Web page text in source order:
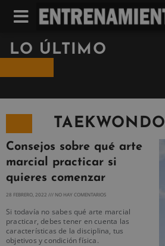
LO ÚLTIMO
TAEKWONDO
Consejos sobre qué arte
marcial practicar si
quieres comenzar
28 FEBRERO, 2022 NO HAY COMENTARIOS
Si todavía no sabes qué arte marcial
practicar, debes tener en cuenta las
características de la disciplina, tus
objetivos y condición física.